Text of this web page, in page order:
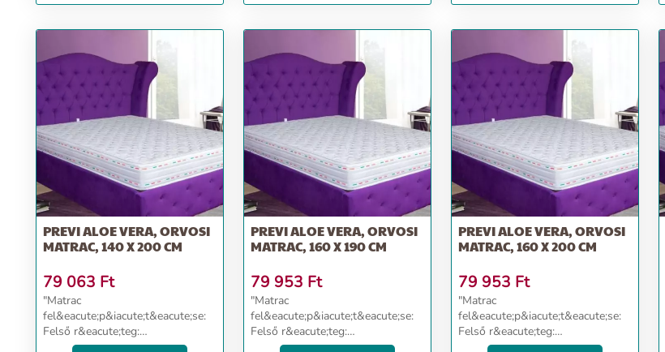
PREVI ALOE VERA, ORVOSI
MATRAC, 140 X 200 CM
79 063 Ft
"Matrac
fel&eacute;p&iacute;t&eacute;se:
Felső r&eacute;teg:
Poliuret&aacute;n hab 14 cm HD-
PREVI ALOE VERA, ORVOSI
MATRAC, 160 X 190 CM
79 953 Ft
"Matrac
fel&eacute;p&iacute;t&eacute;se:
Felső r&eacute;teg:
Poliuret&aacute;n hab 14 cm HD-
PREVI ALOE VERA, ORVOSI
MATRAC, 160 X 200 CM
79 953 Ft
"Matrac
fel&eacute;p&iacute;t&eacute;se:
Felső r&eacute;teg:
Poliuret&aacute;n hab 14 cm HD-